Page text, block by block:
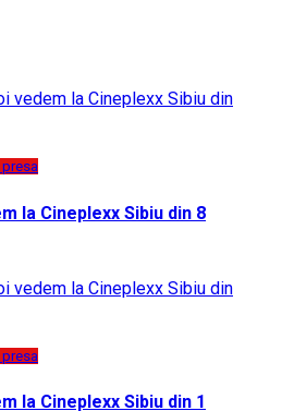
la Cineplexx Sibiu din 8
la Cineplexx Sibiu din 1